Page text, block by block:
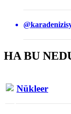
HA BU
Nükleer